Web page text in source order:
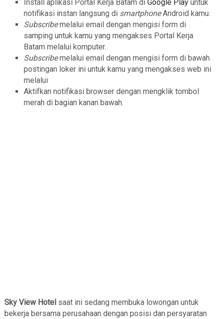
Install aplikasi Portal Kerja Batam di Google Playuntuk
notifikasi instan langsung di smartphoneAndroid kamu.
Subscribemelalui email dengan mengisi form di
samping untuk kamu yang mengakses Portal Kerja
Batam melalui komputer.
Subscribemelalui email dengan mengisi form di bawah
postingan loker ini untuk kamu yang mengakses web ini
melalui
Aktifkan notifikasi browser dengan mengklik tombol
merah di bagian kanan bawah.
Sky View Hotelsaat ini sedang membuka lowongan untuk
bekerja bersama perusahaan dengan posisi dan persyaratan